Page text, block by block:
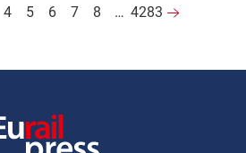
4 5 6 7 8 … 4283